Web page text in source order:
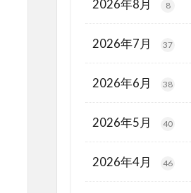
2026年8月 8
2026年7月 37
2026年6月 38
2026年5月 40
2026年4月 46